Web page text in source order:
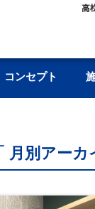
高
コンセプト
月別アー